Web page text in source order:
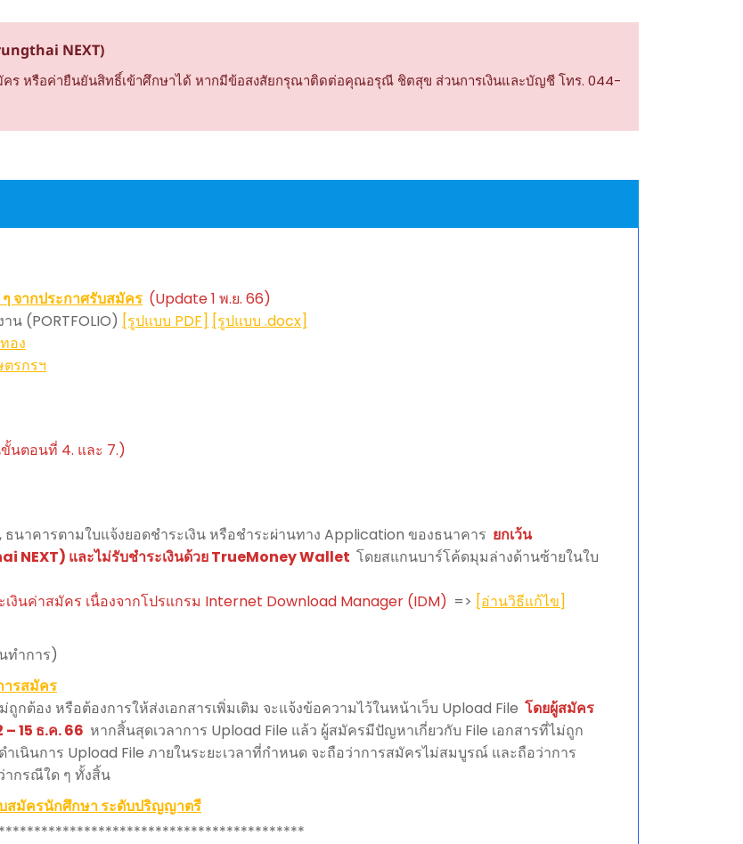
NEXT)
คร หรือค่ายืนยันสิทธิ์เข้าศึกษาได้ หากมีข้อสงสัยกรุณาติดต่อคุณอรุณี ชิตสุข ส่วนการเงินและบัญชี โทร. 044-
จากประกาศรับสมัคร (Update 1 พ.ย. 66)
น (PORTFOLIO) [รูปแบบ PDF] [รูปแบบ .docx]
อง
รกรฯ
นตอนที่ 4. และ 7.)
ธนาคารตามใบแจ้งยอดชำระเงิน หรือชำระผ่านทาง Application ของธนาคาร ยกเว้น
และไม่รับชำระเงินด้วย TrueMoney Wallet โดยสแกนบาร์โค้ดมุมล่างด้านซ้ายในใบ
งินค่าสมัคร เนื่องจากโปรแกรม Internet Download Manager (IDM) => [อ่านวิธีแก้ไข]
ทำการ)
ารสมัคร
กต้อง หรือต้องการให้ส่งเอกสารเพิ่มเติม จะแจ้งข้อความไว้ในหน้าเว็บ Upload File โดยผู้สมัคร
– 15 ธ.ค. 66 หากสิ้นสุดเวลาการ Upload File แล้ว ผู้สมัครมีปัญหาเกี่ยวกับ File เอกสารที่ไม่ถูก
นินการ Upload File ภายในระยะเวลาที่กำหนด จะถือว่าการสมัครไม่สมบูรณ์ และถือว่าการ
ากรณีใด ๆ ทั้งสิ้น
สมัครนักศึกษา ระดับปริญญาตรี